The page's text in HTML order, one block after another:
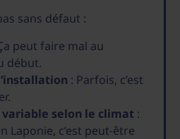
sans défaut :
peut faire mal au
début.
: Parfois, c’est
selon le climat :
Laponie, c’est peut-être